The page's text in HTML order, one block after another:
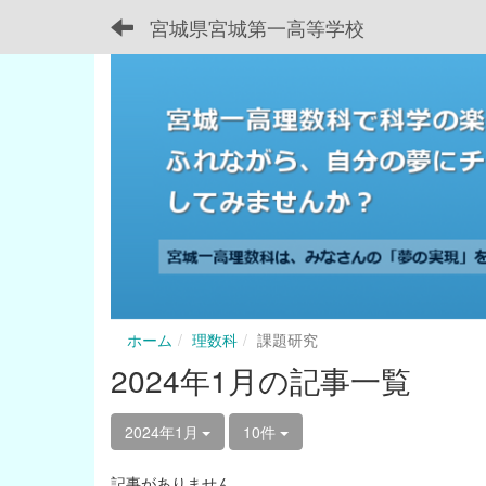
宮城県宮城第一高等学校
ホーム 理数科 課題研究
2024年1月の記事一覧
2024年1月 10件